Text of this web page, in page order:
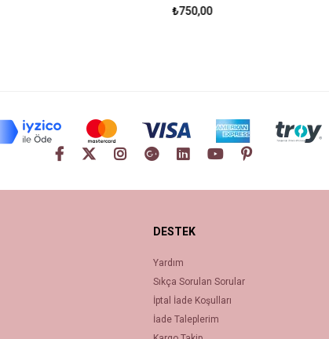
₺750,00
DESTEK
Yardım
Sıkça Sorulan Sorular
İptal İade Koşulları
İade Taleplerim